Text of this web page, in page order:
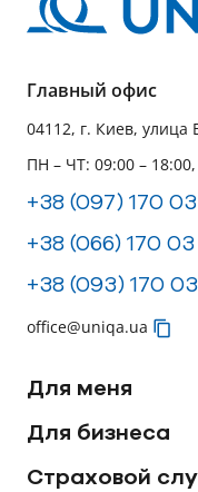
Главный офис
04112, г. Киев, улица
ПН – ЧТ: 09:00 –
+38 (097) 170
+38 (066) 170
+38 (093) 170
office@uniqa.ua
Для меня
Для бизнеса
Страховой